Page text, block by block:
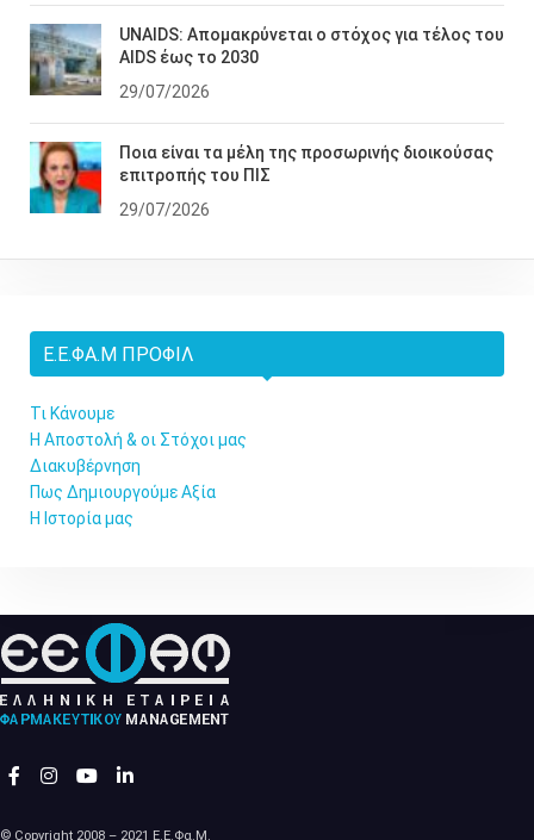
UNAIDS: Απομακρύνεται ο στόχος για τέλος του
AIDS έως το 2030
29/07/2026
Ποια είναι τα μέλη της προσωρινής διοικούσας
επιτροπής του ΠΙΣ
29/07/2026
Ε.Ε.ΦΑ.Μ ΠΡΟΦΊΛ
Τι Κάνουμε
Η Αποστολή & οι Στόχοι μας
Διακυβέρνηση
Πως Δημιουργούμε Αξία
Η Ιστορία μας
© Copyright 2008 – 2021 Ε.Ε.Φα.Μ.